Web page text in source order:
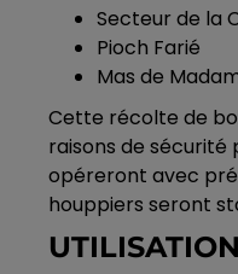
Secteur de la
Pioch Farié
Mas de
Cette récolte de
raisons de sécurité
opéreront avec
houppiers seront